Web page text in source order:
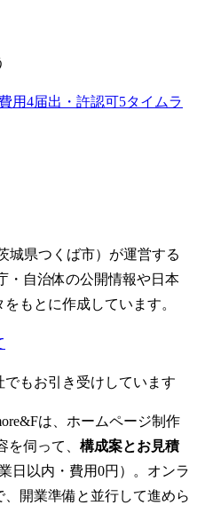
用4届出・許認可5タイムラ
城県つくば市）が運営する
・自治体の公開情報や日本
もとに作成しています。
もお引き受けしています
は、ホームページ制作
を伺って、 構成案とお見積
業日以内・費用0円）。オンラ
開業準備と並行して進めら